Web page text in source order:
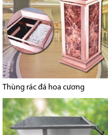
Thùng rác đá hoa cương